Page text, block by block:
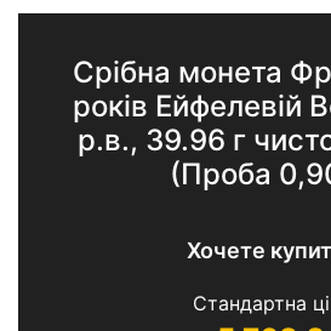
Срібна монета
років Ейфелевій
р.в., 39.96 г
(Проба
Хочете
Стандартна